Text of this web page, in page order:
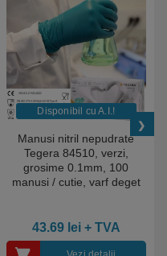
Disponibil cu A.I.​!
Manusi nitril nepudrate
Tegera 84510, verzi,
grosime 0.1mm, 100
manusi / cutie, varf deget
43.69 lei+ TVA